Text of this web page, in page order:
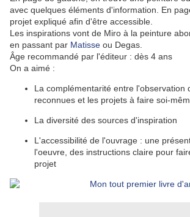
avec quelques éléments d'information. En
projet expliqué afin d'être accessible.
Les inspirations vont de Miro à la peinture
en passant par Matisse ou Degas.
Âge recommandé par l'éditeur : dès 4 ans
On a aimé :
La complémentarité entre l'observation
reconnues et les projets à faire soi-
La diversité des sources d'inspiration
L'accessibilité de l'ouvrage : une
l'oeuvre, des instructions claire pour
projet